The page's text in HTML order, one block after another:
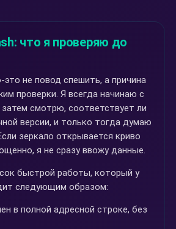
что я проверяю до
не повод спешить, а причина
проверки. Я всегда начинаю с
смотрю, соответствует ли
версии, и только тогда думаю
зеркало открывается криво
я не сразу ввожу данные.
быстрой работы, который у
следующим образом:
в полной адресной строке, без